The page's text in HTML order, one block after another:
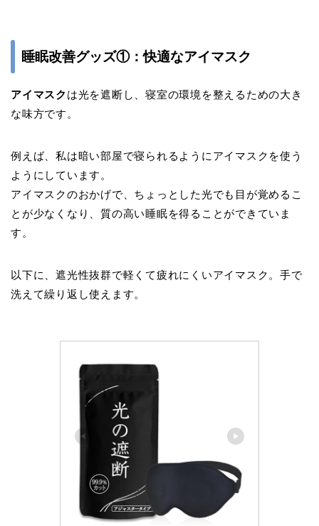
睡眠改善グッズ①：快適なアイマスク
アイマスク は光を遮断し、寝室の環境を整えるための大き
な味方です。
例えば、私は暗い部屋で寝られるようにアイマスクを使う
ようにしています。
アイマスクのおかげで、ちょっとした光でも目が覚めるこ
とが少なくなり、質の高い睡眠を得ることができていま
す。
以下に、遮光性抜群で軽くて疲れにくいアイマスク。手で
洗えて繰り返し使えます。